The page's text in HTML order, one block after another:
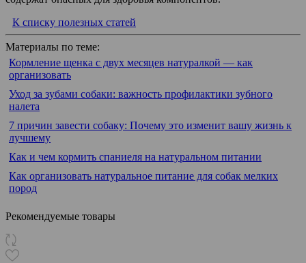
К списку полезных статей
Материалы по теме:
Кормление щенка с двух месяцев натуралкой — как
организовать
Уход за зубами собаки: важность профилактики зубного
налета
7 причин завести собаку: Почему это изменит вашу жизнь к
лучшему
Как и чем кормить спаниеля на натуральном питании
Как организовать натуральное питание для собак мелких
пород
Рекомендуемые товары